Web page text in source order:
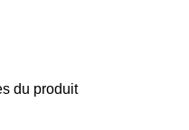
du produit